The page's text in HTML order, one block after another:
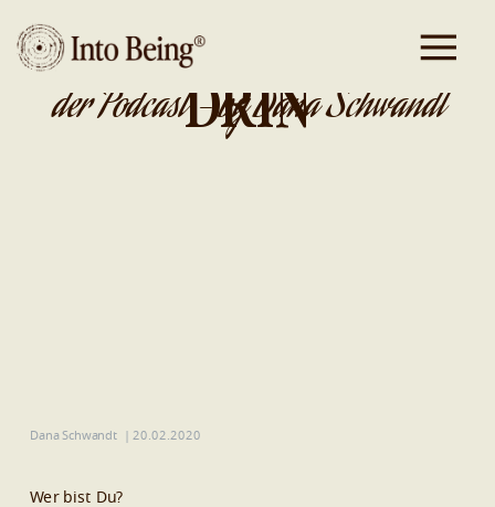
DA IST GOLD
DRIN
der Podcast - by Dana Schwandt
Dana Schwandt 20.02.2020
Wer bist Du?